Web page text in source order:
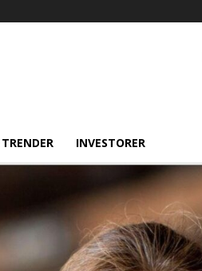
INVESTORER